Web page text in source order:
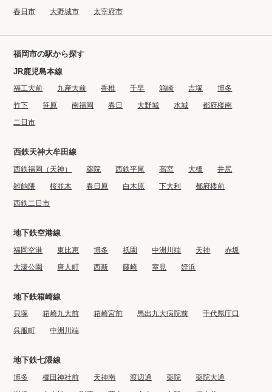
春日市
大野城市 太宰府市
福岡市の駅から探す
JR鹿児島本線
福工大前 九産大前 香椎 千早 箱崎 吉塚
博多
竹下
笹原 南福岡 春日 大野城 水城
都府楼南
二日市
西鉄天神大牟田線
西鉄福岡（天神） 薬院 西鉄平尾 高宮 大橋
井尻
雑餉隈
桜並木 春日原 白木原 下大利
都府楼前
西鉄二日市
地下鉄空港線
福岡空港 東比恵 博多 祇園 中洲川端 天神
赤坂
大濠公園
唐人町 西新 藤崎 室見 姪浜
地下鉄箱崎線
貝塚 箱崎九大前 箱崎宮前 馬出九大病院前
千代県庁口
呉服町
中洲川端
地下鉄七隈線
博多 櫛田神社前 天神南 渡辺通 薬院
薬院大通